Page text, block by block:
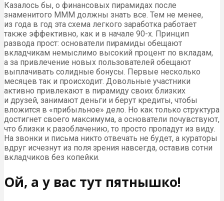
Казалось бы, о финансовых пирамидах после
знаменитого МММ должны знать все. Тем не менее,
из года в год эта схема легкого заработка работает
также эффективно, как и в начале 90-х. Принцип
развода прост: основатели пирамиды обещают
вкладчикам немыслимо высокий процент по вкладам,
а за привлечение новых пользователей обещают
выплачивать солидные бонусы. Первые несколько
месяцев так и происходит. Довольные участники
активно привлекают в пирамиду своих близких
и друзей, занимают деньги и берут кредиты, чтобы
вложится в «прибыльное» дело. Но как только структура
достигнет своего максимума, а основатели почувствуют,
что близки к разоблачению, то просто пропадут из виду.
На звонки и письма никто отвечать не будет, а кураторы
вдруг исчезнут из поля зрения навсегда, оставив сотни
вкладчиков без копейки.
Ой, а у вас тут пятнышко!